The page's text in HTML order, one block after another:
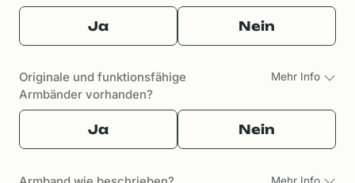
Ja Nein
Originale und funktionsfähige
Armbänder vorhanden?
Mehr Info
Ja Nein
Mehr Info